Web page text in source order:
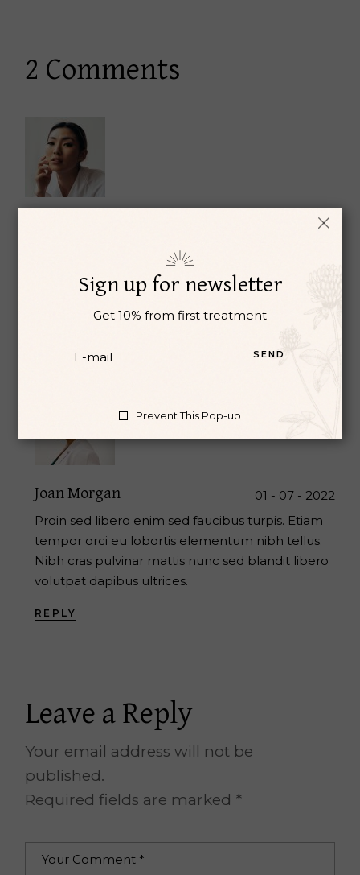
2 Comments
01 - 07 - 2022
Retium nibh ipsum consequat nisl vel pretium
lectus. Neque sodales ut etiam sit amet. Quis
commodo odio aenean sed adipiscing diam donec
Joan Morgan
01 - 07 - 2022
Proin sed libero enim sed faucibus turpis. Etiam
tempor orci eu lobortis elementum nibh tellus.
Nibh cras pulvinar mattis nunc sed blandit libero
volutpat dapibus ultrices.
REPLY
Leave a Reply
Your email address will not be
published.
Required fields are marked *
Sign up for newsletter
Get 10% from first treatment
SEND
Prevent This Pop-up